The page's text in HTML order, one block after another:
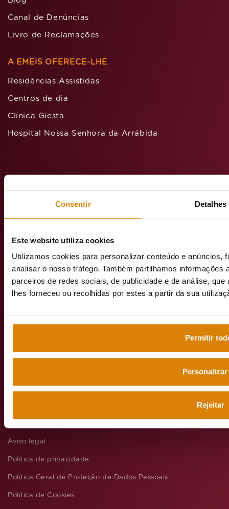
Consentir Detalhes
Este website utiliza cookies
Utilizamos cookies para personalizar conteúdo e anúncios,
analisar o nosso tráfego. Também partilhamos
parceiros de redes sociais, de publicidade e de análise,
lhes forneceu ou recolhidas por estes a partir da sua
Permitir
Personalizar
Rejeitar
Canal de Denúncias
Livro de Reclamações
A EMEIS OFERECE-LHE
Residências Assistidas
Centros de dia
Clínica Giesta
Hospital Nossa Senhora da Arrábida
Avenida
D. João
1990-091
Lisboa
Web grupoemeis
Aviso legal
Política de privacidade
Política Geral de Proteção de Dados Pessoais
Política de Cookies